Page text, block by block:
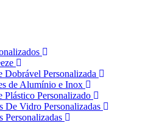
Dobrável Personalizada
de Alumínio e Inox
Plástico Personalizado
De Vidro Personalizadas
Personalizadas